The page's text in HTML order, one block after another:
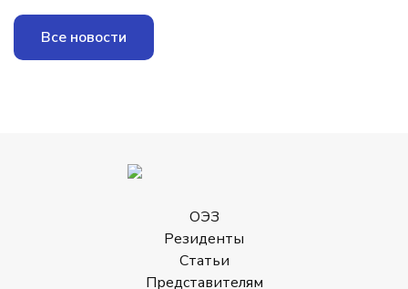
Все новости
ОЭЗ
Резиденты
Статьи
Представителям